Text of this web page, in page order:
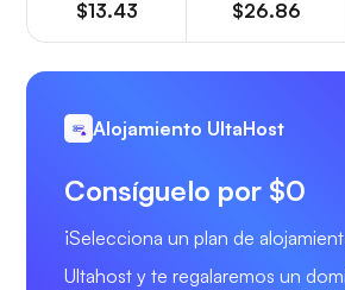
$13.43 $26.86
Alojamiento UltaHost
Consíguelo por $0
¡Selecciona un plan de
Ultahost y te regalaremos un